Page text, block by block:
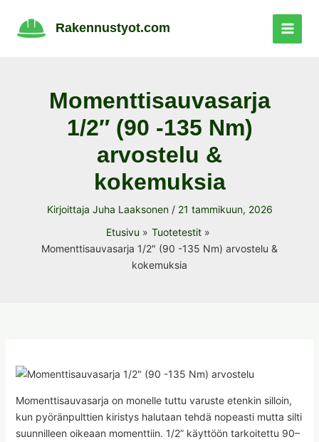
sisältöön
Rakennustyot.com
Momenttisauvasarja
1/2″ (90 -135 Nm)
arvostelu &
kokemuksia
Kirjoittaja Juha Laaksonen / 21 tammikuun, 2026
Etusivu
Tuotetestit
Momenttisauvasarja 1/2″ (90 -135 Nm) arvostelu &
kokemuksia
Momenttisauvasarja on monelle tuttu varuste etenkin silloin,
kun pyöränpulttien kiristys halutaan tehdä nopeasti mutta silti
suunnilleen oikeaan momenttiin. 1/2” käyttöön tarkoitettu 90–